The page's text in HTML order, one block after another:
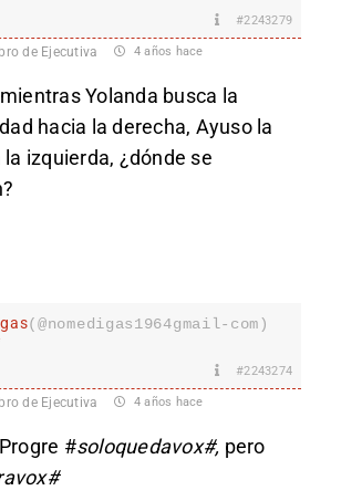
#2243279
de Ejecutiva 4 años hace
Yolanda busca la
hacia la derecha, Ayuso la
izquierda, ¿dónde se
(@nomedigas1964gmail-com)
#2243274
de Ejecutiva 4 años hace
#soloquedavox#, pero